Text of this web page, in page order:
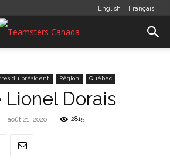
English Français
du président Région Québec
Lionel Dorais
- août 21, 2020 2815